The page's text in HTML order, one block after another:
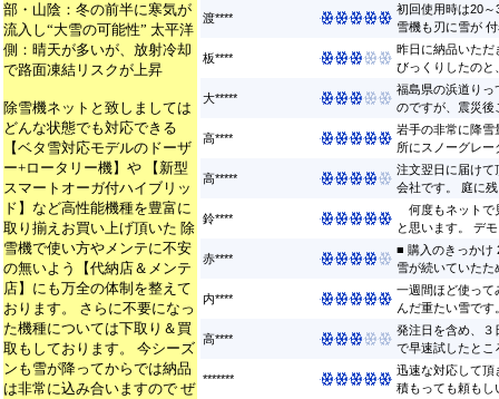
部・山陰：冬の前半に寒気が
流入し“大雪の可能性” 太平洋
側：晴天が多いが、放射冷却
で路面凍結リスクが上昇
除雪機ネットと致しましては
どんな状態でも対応できる
【ベタ雪対応モデルのドーザ
ー+ロータリー機】や 【新型
スマートオーガ付ハイブリッ
ド】など高性能機種を豊富に
取り揃えお買い上げ頂いた 除
雪機で使い方やメンテに不安
の無いよう【代納店＆メンテ
店】にも万全の体制を整えて
おります。 さらに不要になっ
た機種については下取り＆買
取もしております。 今シーズ
ンも雪が降ってからでは納品
は非常に込み合いますので ぜ
渡****
初回使用時は20
雪機も刃に雪が
板****
昨日に納品いただ
びっくりしたのと
大*****
福島県の浜道りっ
のですが、震災後
高****
岩手の非常に降雪
所にスノーグレ
高*****
注文翌日に届け
会社です。 庭に
鈴****
何度もネットで
と思います。 デ
赤****
■ 購入のきっかけ
雪が続いていたた
内****
一週間ほど使って
んだ重たい雪で
高****
発注日を含め、３
で早速試したとこ
*******
迅速な対応して頂
積もっても頼もし